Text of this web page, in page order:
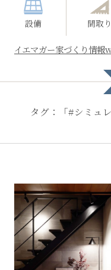
設備 間取り
イエマガー家づくり情報
タグ：「#シミュ